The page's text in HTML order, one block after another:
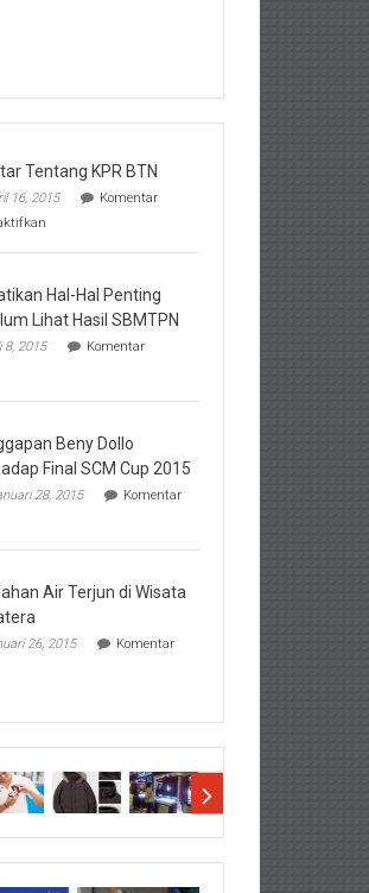
Tentang KPR BTN
16, 2015
Komentar
Tentang
BTN
Hal-Hal Penting
Lihat Hasil SBMTPN
8, 2015
Komentar
Beny Dollo
Final SCM Cup 2015
28, 2015
Komentar
Air Terjun di Wisata
26, 2015
Komentar